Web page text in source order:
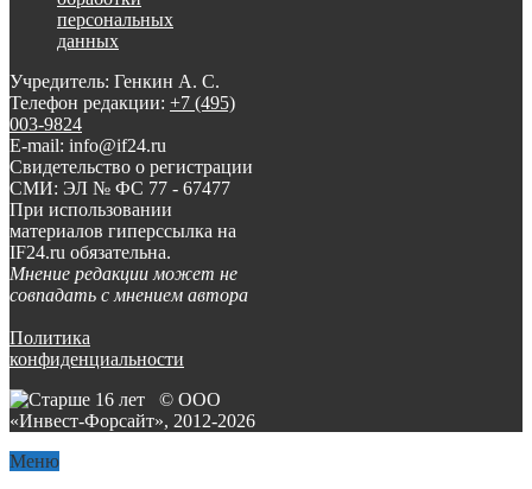
персональных
данных
Учредитель: Генкин А. С.
Телефон редакции: +7 (495)
003-9824
E-mail: info@if24.ru
Свидетельство о регистрации
СМИ: ЭЛ № ФС 77 - 67477
При использовании
материалов гиперссылка на
IF24.ru обязательна.
Мнение редакции может не
совпадать с мнением автора
Политика
конфиденциальности
© ООО
«Инвест-Форсайт», 2012-2026
Меню